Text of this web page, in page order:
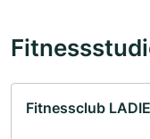
Fitnessclub